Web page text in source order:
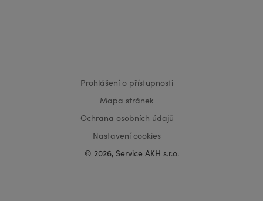
Prohlášení o přístupnosti
Mapa stránek
Ochrana osobních údajů
Nastavení cookies
© 2026, Service AKH s.r.o.